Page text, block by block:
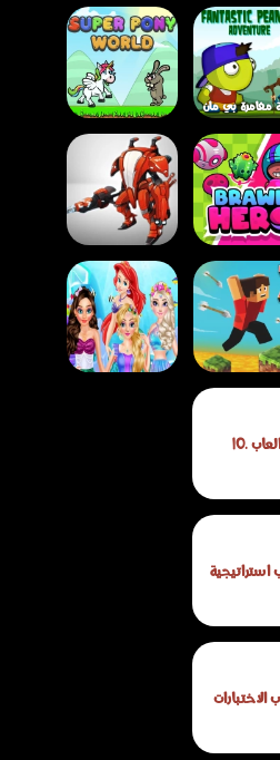
لعبة عالم المهر
السحري – مغامرة
القفز والتحدي للأطفال
مغامرة بي مان
– لعبة أركيد
مليئة بالإثارة
والتحديات
لعبة مقاتل الروبوت
السوبر 3
بطل المعركة
– مغامرة
والتطوير
Parkour Block
العاب .IO
استراتيجية
الاختبارات